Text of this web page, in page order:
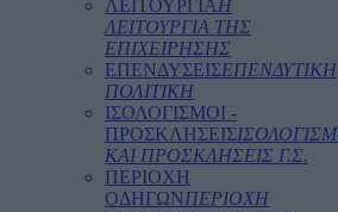
ΛΕΙΤΟΥΡΓΙΑΗ
ΛΕΙΤΟΥΡΓΙΑ ΤΗΣ
ΕΠΙΧΕΙΡΗΣΗΣ
ΕΠΕΝΔΥΣΕΙΣΕΠΕΝΔΥΤΙΚΗ
ΠΟΛΙΤΙΚΗ
ΙΣΟΛΟΓΙΣΜΟΙ -
ΠΡΟΣΚΛΗΣΕΙΣ
ΚΑΙ ΠΡΟΣΚΛΗΣΕΙΣ Γ.Σ.
ΠΕΡΙΟΧΗ
ΟΔΗΓΩΝΠΕΡΙΟΧΗ